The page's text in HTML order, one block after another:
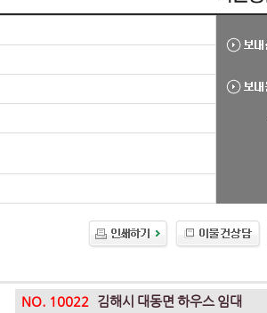
NO. 10022 김해시 대동면 하우스 임대